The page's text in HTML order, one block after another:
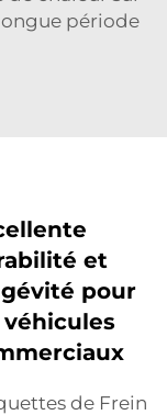
période
et
pour
véhicules
de Frein